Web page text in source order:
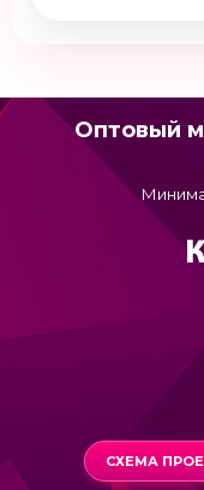
Оптовый
СХЕМА